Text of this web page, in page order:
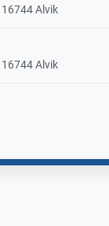
Alvik
Alvik